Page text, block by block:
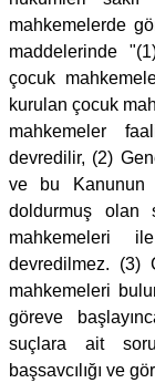
mahkemelerde
maddelerinde
çocuk
kurulan çocuk
mahkemeler
devredilir, (2)
ve bu Kanunun
doldurmuş olan
mahkemeleri
devredilmez. (3)
mahkemeleri
göreve
suçlara ait
başsavcılığı ve